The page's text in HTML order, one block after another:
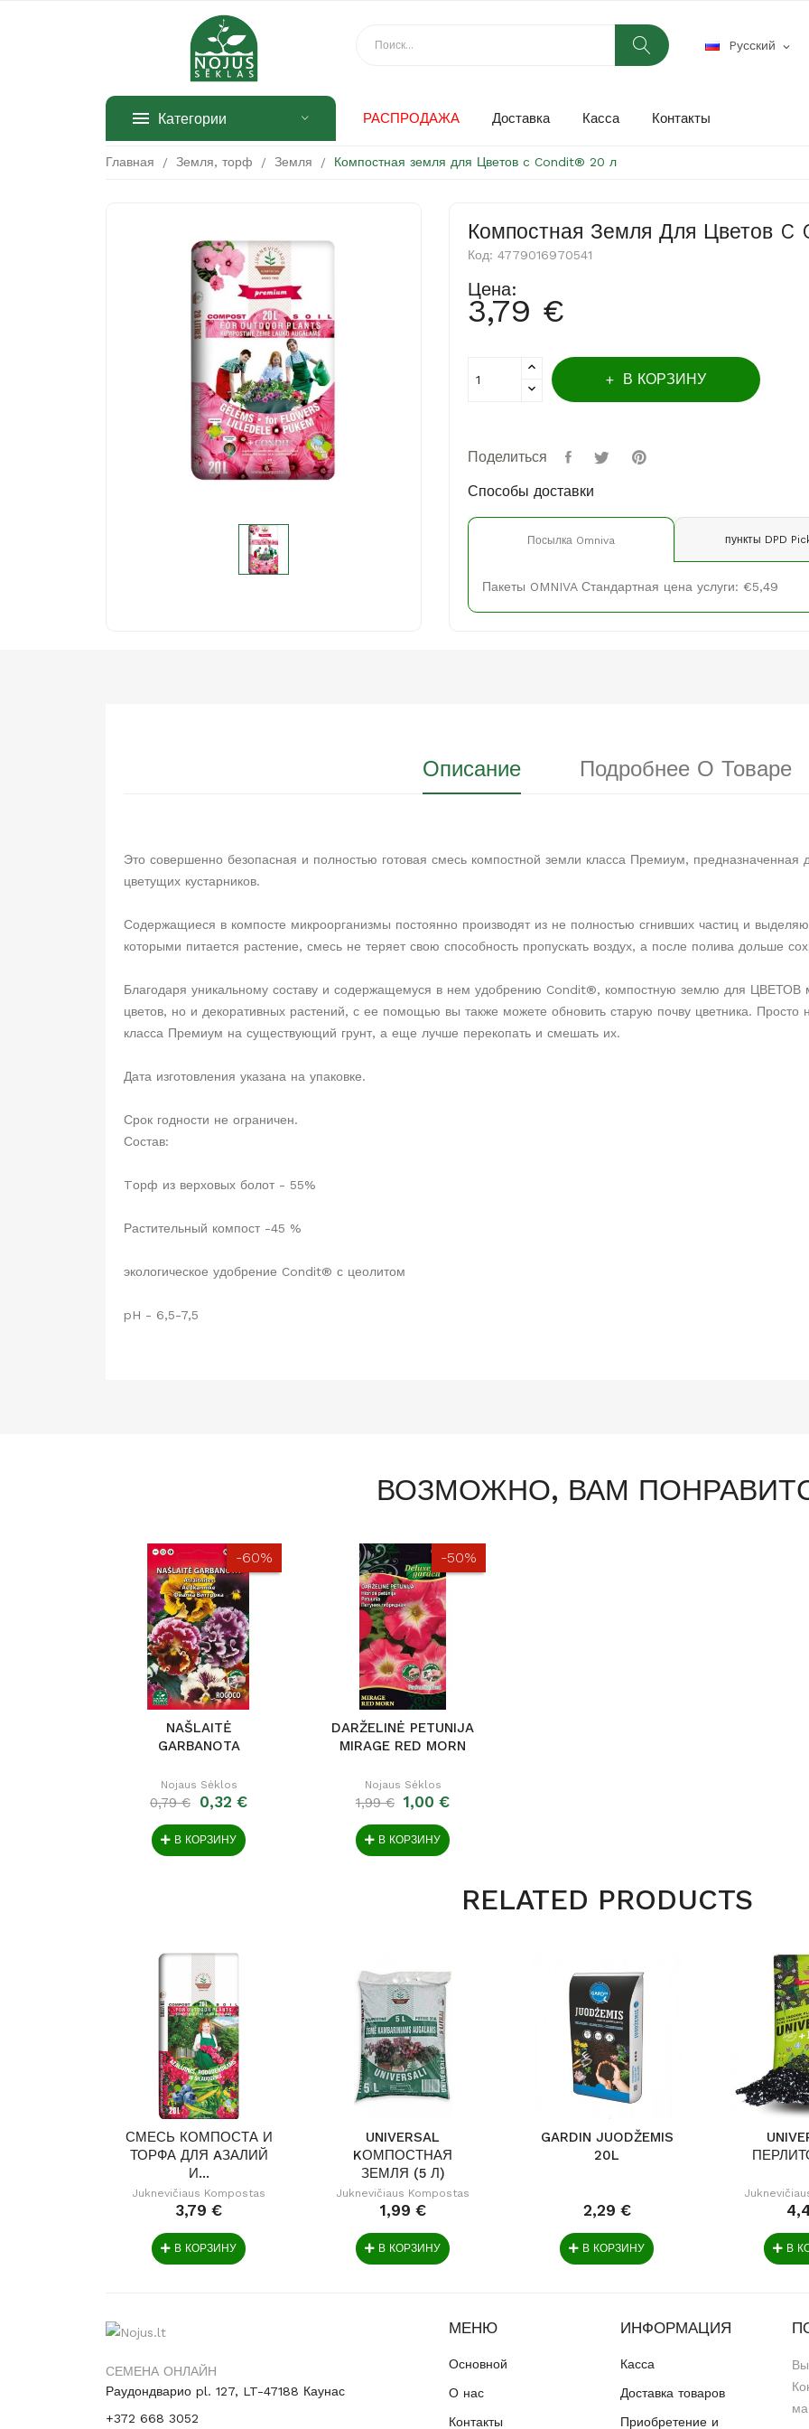
Pусский expand_more
Категории РАСПРОДАЖА Доставка Касса Контакты
Главная Земля, торф Земля Компостная земля для Цветов c Condit® 20 л
Компостная Земля Для Цветов
Код: 4779016970541
Цена:
3,79 €
В КОРЗИНУ
Поделиться
Способы доставки
Посылка Omniva пункты DPD
Пакеты OMNIVA Стандартная цена услуги: €5,49
Описание Подробнее О Товаре
Это совершенно безопасная и полностью готовая смесь компостной земли класса Премиум, предназначенная
цветущих кустарников.
Содержащиеся в компосте микроорганизмы постоянно производят из не полностью сгнивших частиц и
которыми питается растение, смесь не теряет свою способность пропускать воздух, а после полива дольше
Благодаря уникальному составу и содержащемуся в нем удобрению Condit®, компостную землю для ЦВЕТОВ
цветов, но и декоративных растений, с ее помощью вы также можете обновить старую почву цветника.
класса Премиум на существующий грунт, а еще лучше перекопать и смешать их.
Дата изготовления указана на упаковке.
Срок годности не ограничен.
Состав:
Tорф из верховых болот - 55%
Растительный компост -45 %
экологическое удобрение Condit® с цеолитом
pH - 6,5-7,5
ВОЗМОЖНО, ВАМ
-60%
NAŠLAITĖ
GARBANOTA
Nojaus Sėklos
0,79 € 0,32 €
В КОРЗИНУ
-50%
DARŽELINĖ PETUNIJA
MIRAGE RED MORN
Nojaus Sėklos
1,99 € 1,00 €
В КОРЗИНУ
RELATED PRODUCTS
СМЕСЬ КОМПОСТА И
ТОРФА ДЛЯ AЗАЛИЙ
И...
Juknevičiaus Kompostas
3,79 €
В КОРЗИНУ
UNIVERSAL
KОМПОСТНАЯ
ЗЕМЛЯ (5 Л)
Juknevičiaus Kompostas
1,99 €
В КОРЗИНУ
GARDIN JUODŽEMIS
20L
2,29 €
В КОРЗИНУ В
СЕМЕНА ОНЛАЙН
Раудондварио pl. 127, LT-47188 Каунас
+372 668 3052
МЕНЮ
Основной
О нас
Контакты
ИНФОРМАЦИЯ
Касса
Доставка товаров
Приобретение и